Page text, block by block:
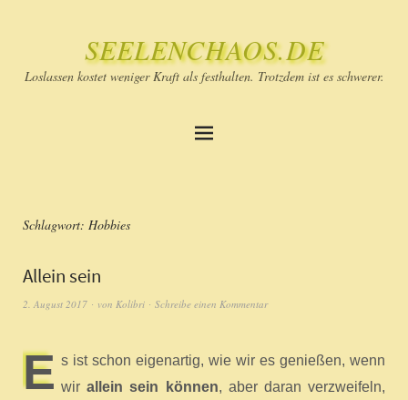
SEELENCHAOS.DE
Loslassen kostet weniger Kraft als festhalten. Trotzdem ist es schwerer.
Schlagwort: Hobbies
Allein sein
2. August 2017 von Kolibri Schreibe einen Kommentar
E s ist schon eigenartig, wie wir es genießen, wenn
wirallein sein können, aber daran verzweifeln,